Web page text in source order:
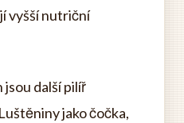
vyšší nutriční
jsou další pilíř
jako čočka,